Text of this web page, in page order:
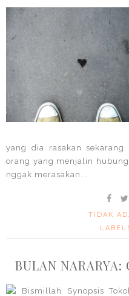
yang dia rasakan
orang yang menjalin
nggak merasakan...
TIDAK
BULAN NARARYA:
Bismillah Synopsis